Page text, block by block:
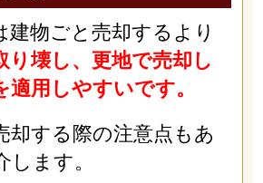
建物ごと売却するより
り壊し、更地で売却し
適用しやすいです。
却する際の注意点もあ
します。